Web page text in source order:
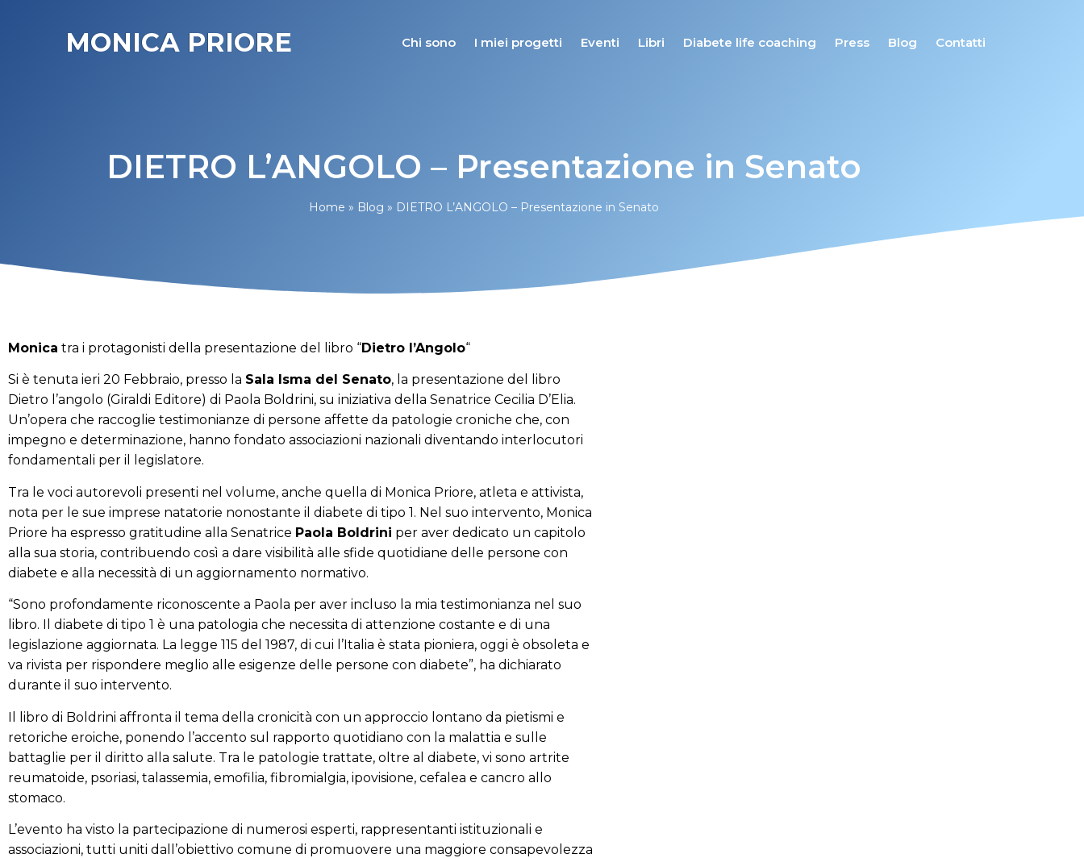
MONICA PRIORE Chi sono I miei progetti Eventi Libri Diabete life coaching Press Blog Contatti
DIETRO L’ANGOLO – Presentazione in Senato
Home » Blog » DIETRO L’ANGOLO – Presentazione in Senato
Monica tra i protagonisti della presentazione del libro “Dietro l’Angolo“
Si è tenuta ieri 20 Febbraio, presso la Sala Isma del Senato, la presentazione del libro
Dietro l’angolo (Giraldi Editore) di Paola Boldrini, su iniziativa della Senatrice Cecilia D’Elia.
Un’opera che raccoglie testimonianze di persone affette da patologie croniche che, con
impegno e determinazione, hanno fondato associazioni nazionali diventando interlocutori
fondamentali per il legislatore.
Tra le voci autorevoli presenti nel volume, anche quella di Monica Priore, atleta e attivista,
nota per le sue imprese natatorie nonostante il diabete di tipo 1. Nel suo intervento, Monica
Priore ha espresso gratitudine alla Senatrice Paola Boldrini per aver dedicato un capitolo
alla sua storia, contribuendo così a dare visibilità alle sfide quotidiane delle persone con
diabete e alla necessità di un aggiornamento normativo.
“Sono profondamente riconoscente a Paola per aver incluso la mia testimonianza nel suo
libro. Il diabete di tipo 1 è una patologia che necessita di attenzione costante e di una
legislazione aggiornata. La legge 115 del 1987, di cui l’Italia è stata pioniera, oggi è obsoleta e
va rivista per rispondere meglio alle esigenze delle persone con diabete”, ha dichiarato
durante il suo intervento.
Il libro di Boldrini affronta il tema della cronicità con un approccio lontano da pietismi e
retoriche eroiche, ponendo l’accento sul rapporto quotidiano con la malattia e sulle
battaglie per il diritto alla salute. Tra le patologie trattate, oltre al diabete, vi sono artrite
reumatoide, psoriasi, talassemia, emofilia, fibromialgia, ipovisione, cefalea e cancro allo
stomaco.
L’evento ha visto la partecipazione di numerosi esperti, rappresentanti istituzionali e
associazioni, tutti uniti dall’obiettivo comune di promuovere una maggiore consapevolezza